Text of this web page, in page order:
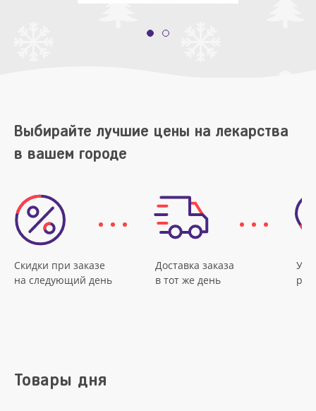
Выбирайте лучшие цены на лекарства
в вашем городе
Скидки при заказе
на следующий день
Доставка заказа
в тот же день
Товары дня